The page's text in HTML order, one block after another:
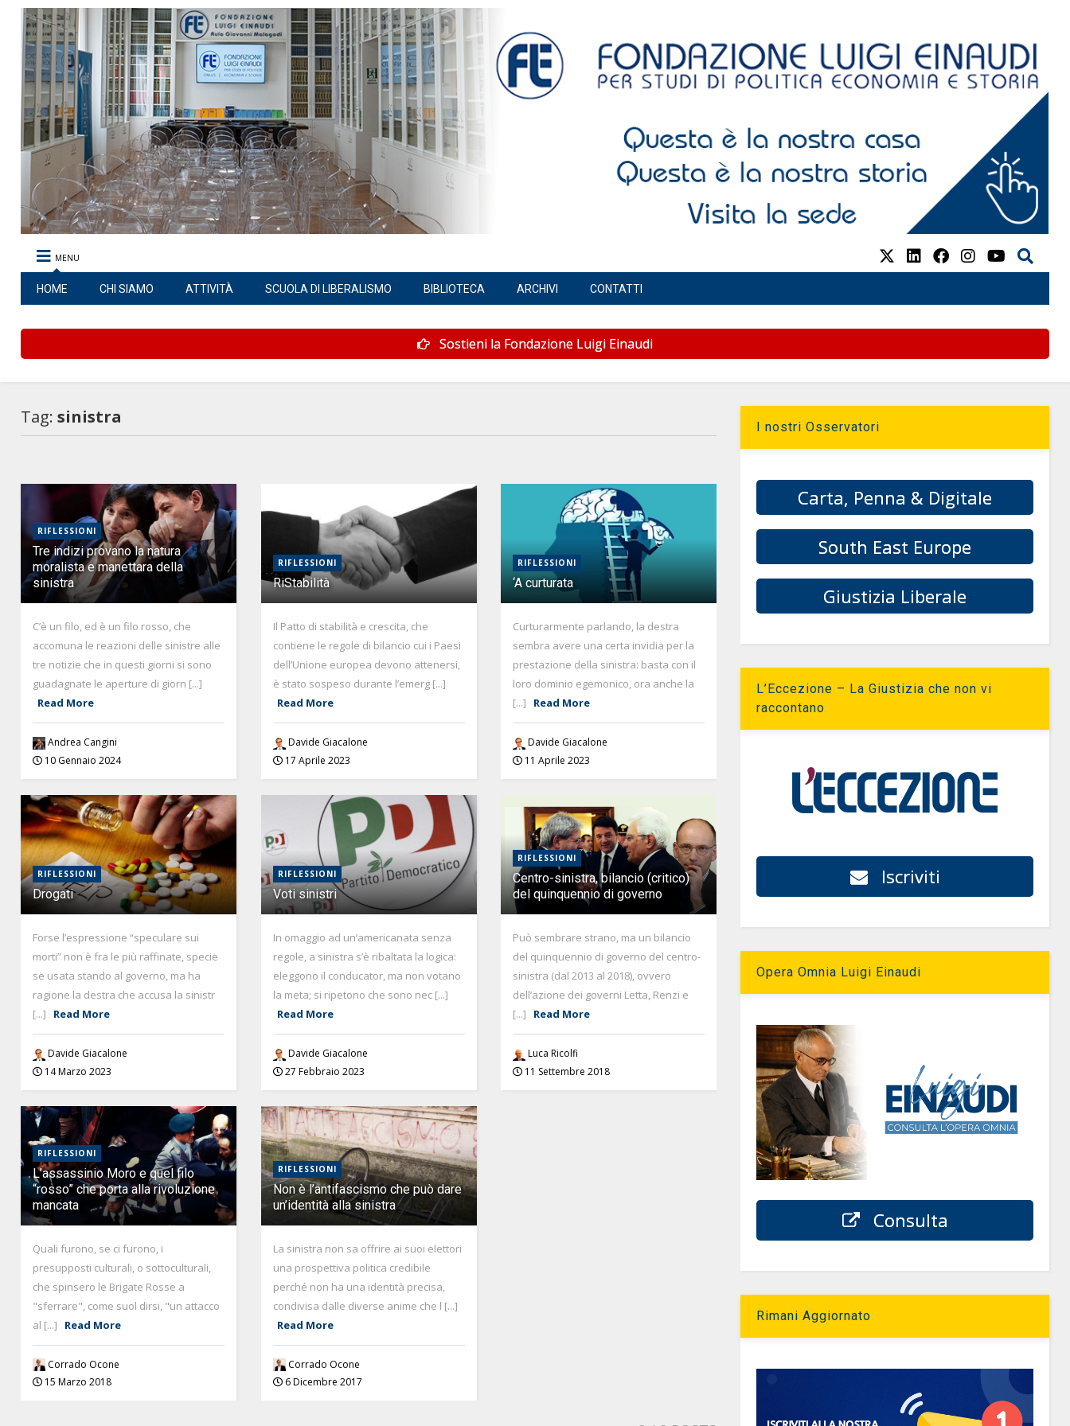
MENU
HOME CHI SIAMO ATTIVITÀ SCUOLA DI LIBERALISMO BIBLIOTECA ARCHIVI CONTATTI
Sostieni la Fondazione Luigi Einaudi
Tag:sinistra
RIFLESSIONI
Tre indizi provano la natura
moralista e manettara della
sinistra
C’è un filo, ed è un filo rosso, che
accomuna le reazioni delle sinistre alle
tre notizie che in questi giorni si sono
guadagnate le aperture di giorn [...]
Read More
Andrea Cangini
10 Gennaio 2024
RIFLESSIONI
RiStabilità
Il Patto di stabilità e crescita, che
contiene le regole di bilancio cui i Paesi
dell’Unione europea devono attenersi,
è stato sospeso durante l’emerg [...]
Read More
Davide Giacalone
17 Aprile 2023
RIFLESSIONI
‘A curturata
Curturarmente parlando, la destra
sembra avere una certa invidia per la
prestazione della sinistra: basta con il
loro dominio egemonico, ora anche la
[...]
Read More
Davide Giacalone
11 Aprile 2023
RIFLESSIONI
Drogati
Forse l’espressione “speculare sui
morti” non è fra le più raffinate, specie
se usata stando al governo, ma ha
ragione la destra che accusa la sinistr
[...]
Read More
Davide Giacalone
14 Marzo 2023
RIFLESSIONI
Voti sinistri
In omaggio ad un’americanata senza
regole, a sinistra s’è ribaltata la logica:
eleggono il conducator, ma non votano
la meta; si ripetono che sono nec [...]
Read More
Davide Giacalone
27 Febbraio 2023
RIFLESSIONI
Centro-sinistra, bilancio (critico)
del quinquennio di governo
Può sembrare strano, ma un bilancio
del quinquennio di governo del centro-
sinistra (dal 2013 al 2018), ovvero
dell’azione dei governi Letta, Renzi e
[...]
Read More
Luca Ricolfi
11 Settembre 2018
RIFLESSIONI
L’assassinio Moro e quel filo
“rosso” che porta alla rivoluzione
mancata
Quali furono, se ci furono, i
presupposti culturali, o sottoculturali,
che spinsero le Brigate Rosse a
"sferrare", come suol dirsi, "un attacco
al [...]
Read More
Corrado Ocone
15 Marzo 2018
RIFLESSIONI
Non è l’antifascismo che può dare
un’identità alla sinistra
La sinistra non sa offrire ai suoi elettori
una prospettiva politica credibile
perché non ha una identità precisa,
condivisa dalle diverse anime che l [...]
Read More
Corrado Ocone
6 Dicembre 2017
I nostri Osservatori
Carta, Penna & Digitale
South East Europe
Giustizia Liberale
L’Eccezione – La Giustizia che non vi
raccontano
Iscriviti
Opera Omnia Luigi Einaudi
Consulta
Rimani Aggiornato